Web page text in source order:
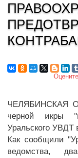
ЧЕЛЯБИНСКАЯ
черной икры
Уральского УВДТ
Как сообщили
ведомства,